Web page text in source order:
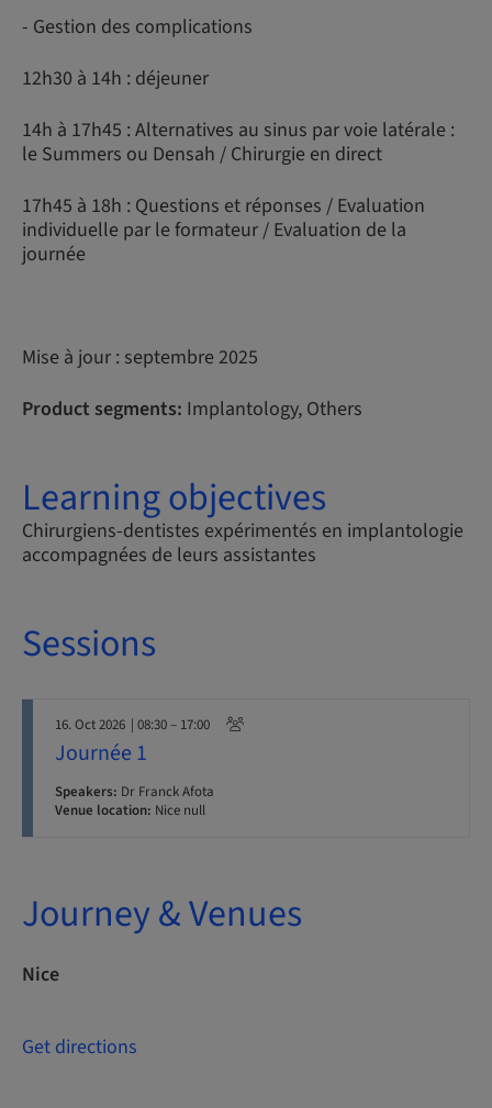
- Gestion des complications
12h30 à 14h : déjeuner
14h à 17h45 : Alternatives au sinus par voie latérale :
le Summers ou Densah / Chirurgie en direct
17h45 à 18h : Questions et réponses / Evaluation
individuelle par le formateur / Evaluation de la
journée
Mise à jour : septembre 2025
Product segments: Implantology, Others
Learning objectives
Chirurgiens-dentistes expérimentés en implantologie
accompagnées de leurs assistantes
Sessions
16. Oct 2026 | 08:30 – 17:00
Journée 1
Speakers: Dr Franck Afota
Venue location: Nice null
Journey & Venues
Nice
Get directions